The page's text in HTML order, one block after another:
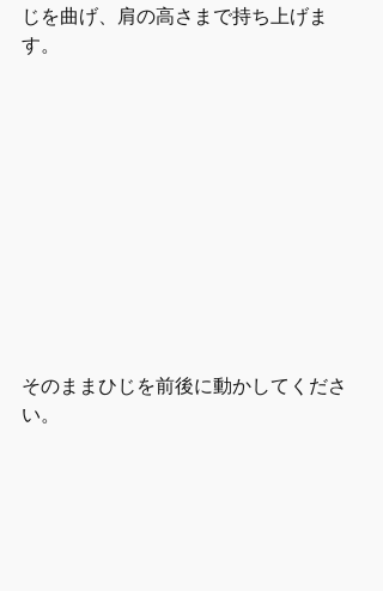
じを曲げ、肩の高さまで持ち上げま
す。
そのままひじを前後に動かしてくださ
い。